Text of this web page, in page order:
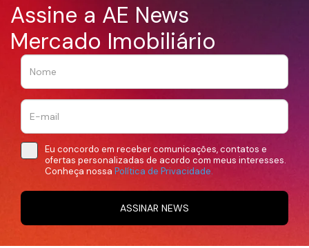
Assine a AE News
Mercado Imobiliário
Eu concordo em receber comunicações, contatos e
ofertas personalizadas de acordo com meus interesses.
Conheça nossa Política de Privacidade.
ASSINAR NEWS